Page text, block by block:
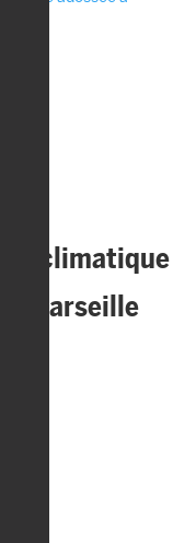
à Marseille